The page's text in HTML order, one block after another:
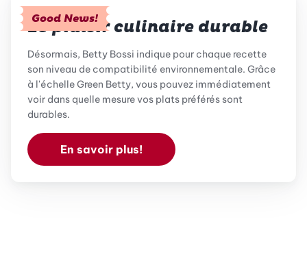
Good News!
Le plaisir culinaire durable
Désormais, Betty Bossi indique pour chaque recette
son niveau de compatibilité environnementale. Grâce
à l'échelle Green Betty, vous pouvez immédiatement
voir dans quelle mesure vos plats préférés sont
durables.
En savoir plus!